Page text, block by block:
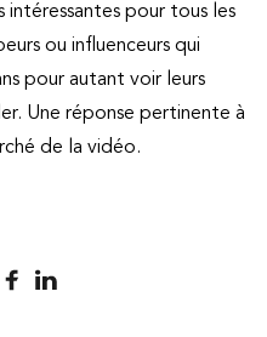
pour tous les
ou influenceurs qui
pour autant voir leurs
Une réponse pertinente à
de la vidéo.